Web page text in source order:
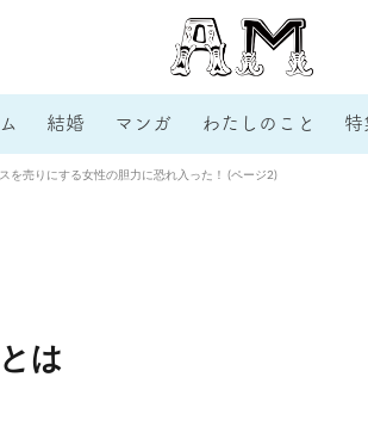
結婚 マンガ わたしのこと 特
を売りにする女性の胆力に恐れ入った！ (ページ2)
は